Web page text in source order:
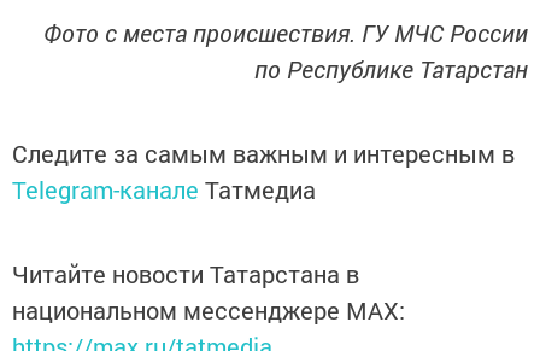
Фото с места происшествия. ГУ МЧС России
по Республике Татарстан
Следите за самым важным и интересным в
Telegram-канале Татмедиа
Читайте новости Татарстана в
национальном мессенджере MАХ: